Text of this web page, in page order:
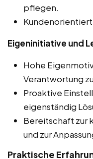
pflegen.
Eigeninitiative und
Hohe
Verantwortung
Proaktive
eigenständig
Bereitschaft zur
und zur
Praktische